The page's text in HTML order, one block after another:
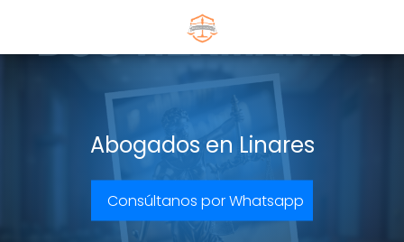
Abogados en Linares
Consúltanos por Whatsapp